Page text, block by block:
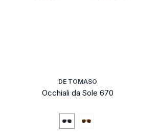
DE TOMASO
Occhiali da Sole 670